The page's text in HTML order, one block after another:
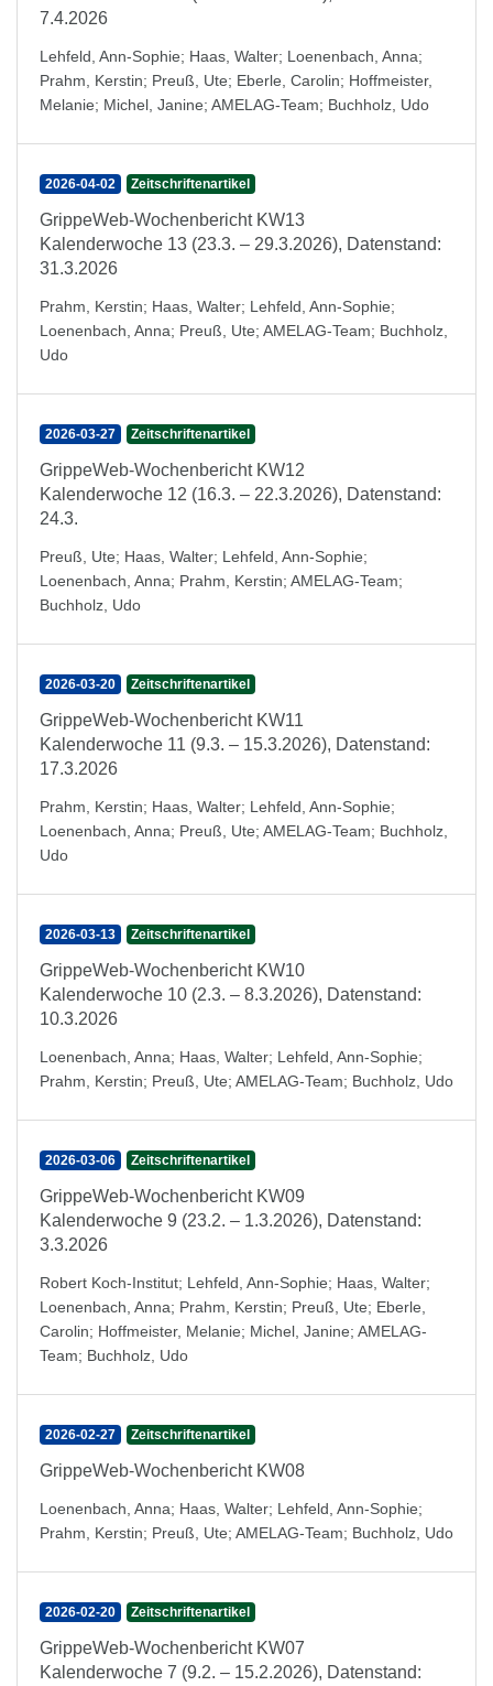
7.4.2026
Lehfeld, Ann-Sophie; Haas, Walter; Loenenbach, Anna;
Prahm, Kerstin; Preuß, Ute; Eberle, Carolin; Hoffmeister,
Melanie; Michel, Janine; AMELAG-Team; Buchholz, Udo
2026-04-02 Zeitschriftenartikel
GrippeWeb-Wochenbericht KW13
Kalenderwoche 13 (23.3. – 29.3.2026), Datenstand:
31.3.2026
Prahm, Kerstin; Haas, Walter; Lehfeld, Ann-Sophie;
Loenenbach, Anna; Preuß, Ute; AMELAG-Team; Buchholz,
Udo
2026-03-27 Zeitschriftenartikel
GrippeWeb-Wochenbericht KW12
Kalenderwoche 12 (16.3. – 22.3.2026), Datenstand:
24.3.
Preuß, Ute; Haas, Walter; Lehfeld, Ann-Sophie;
Loenenbach, Anna; Prahm, Kerstin; AMELAG-Team;
Buchholz, Udo
2026-03-20 Zeitschriftenartikel
GrippeWeb-Wochenbericht KW11
Kalenderwoche 11 (9.3. – 15.3.2026), Datenstand:
17.3.2026
Prahm, Kerstin; Haas, Walter; Lehfeld, Ann-Sophie;
Loenenbach, Anna; Preuß, Ute; AMELAG-Team; Buchholz,
Udo
2026-03-13 Zeitschriftenartikel
GrippeWeb-Wochenbericht KW10
Kalenderwoche 10 (2.3. – 8.3.2026), Datenstand:
10.3.2026
Loenenbach, Anna; Haas, Walter; Lehfeld, Ann-Sophie;
Prahm, Kerstin; Preuß, Ute; AMELAG-Team; Buchholz, Udo
2026-03-06 Zeitschriftenartikel
GrippeWeb-Wochenbericht KW09
Kalenderwoche 9 (23.2. – 1.3.2026), Datenstand:
3.3.2026
Robert Koch-Institut; Lehfeld, Ann-Sophie; Haas, Walter;
Loenenbach, Anna; Prahm, Kerstin; Preuß, Ute; Eberle,
Carolin; Hoffmeister, Melanie; Michel, Janine; AMELAG-
Team; Buchholz, Udo
2026-02-27 Zeitschriftenartikel
GrippeWeb-Wochenbericht KW08
Loenenbach, Anna; Haas, Walter; Lehfeld, Ann-Sophie;
Prahm, Kerstin; Preuß, Ute; AMELAG-Team; Buchholz, Udo
2026-02-20 Zeitschriftenartikel
GrippeWeb-Wochenbericht KW07
Kalenderwoche 7 (9.2. – 15.2.2026), Datenstand: